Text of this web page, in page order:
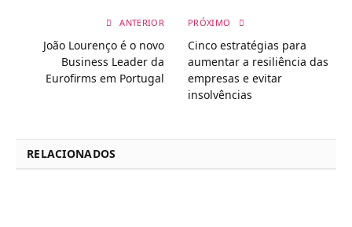
ANTERIOR
João Lourenço é o novo
Business Leader da
Eurofirms em Portugal
PRÓXIMO
Cinco estratégias para
aumentar a resiliência das
empresas e evitar
insolvências
RELACIONADOS